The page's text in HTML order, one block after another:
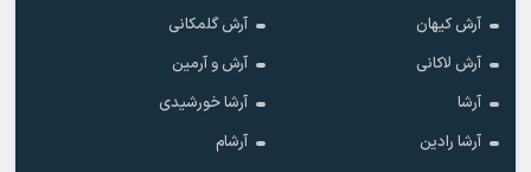
آرش کیهان
آرش گلمکانی
آرش لاکانی
آرش و آرمین
آرشا
آرشا خورشیدی
آرشا رادین
آرشام